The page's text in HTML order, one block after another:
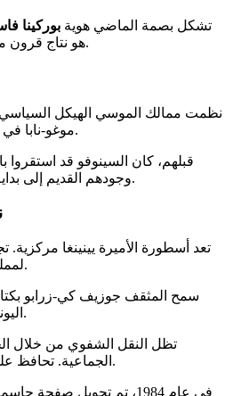
تشكل بصمة الماضي هوية بوركينا
هو نتاج قرون من التطور والتحولات الكبرى.
نظمت ممالك الموسي الهيكل السياسي
موغو-نابا في واغادوغو، يؤثر على المجتمع.
قبلهم، كان السينوفو قد استقروا
وجودهم القديم إلى بداية تاريخ طويل من الاستيطان.
تعد أسطورة الأميرة يينينغا
لمملكة الموسي رمزًا وطنيًا قويًا.
سمح المثقف جوزيف كي-زرابو
اليونسكو منظورًا أفريقيًا أساسيًا.
تظل النقل الشفوي من خلال
الجماعية. تحافظ على البطولات والقيم التقليدية.
في عام 1984، تم تحويل صفحة حاسمة. تخلى